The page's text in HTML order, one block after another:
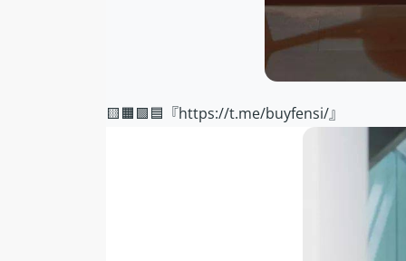
🟨🟧🟩🟦『https://t.me/buyfensi/』